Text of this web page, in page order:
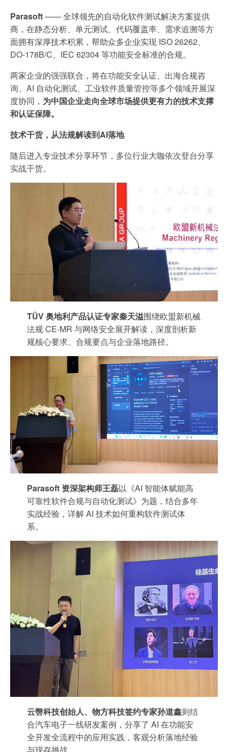
Parasoft—— 全球领先的自动化软件测试解决方案提供
商，在静态分析、单元测试、代码覆盖率、需求追溯等方
面拥有深厚技术积累，帮助众多企业实现 ISO 26262、
DO-178B/C、IEC 62304 等功能安全标准的合规。
两家企业的强强联合，将在功能安全认证、出海合规咨
询、AI 自动化测试、工业软件质量管控等多个领域开展深
度协同， 为中国企业走向全球市场提供更有力的技术支撑
和认证保障。
技术干货，从法规解读到AI落地
随后进入专业技术分享环节，多位行业大咖依次登台分享
实战干货。
TÜV 奥地利产品认证专家秦天溢围绕欧盟新机械
法规 CE-MR 与网络安全展开解读，深度剖析新
规核心要求、合规要点与企业落地路径。
Parasoft 资深架构师王磊以《AI 智能体赋能高
可靠性软件合规与自动化测试》为题，结合多年
实战经验，详解 AI 技术如何重构软件测试体
系。
云辔科技创始人、物方科技签约专家孙道鑫则结
合汽车电子一线研发案例，分享了 AI 在功能安
全开发全流程中的应用实践，客观分析落地经验
与现存挑战。